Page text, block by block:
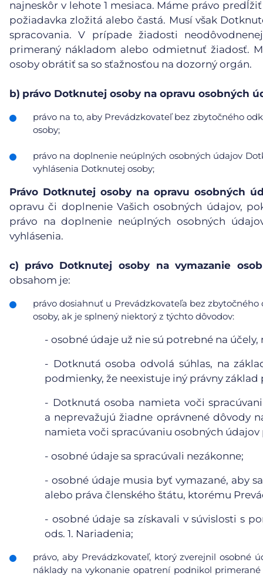
najneskôr v lehote 1 mesiaca. Máme právo
požiadavka zložitá alebo častá. Musí však
spracovania. V prípade žiadosti
primeraný nákladom alebo odmietnuť žiadosť.
osoby obrátiť sa so sťažnosťou na dozorný orgán.
b) právo Dotknutej osoby na opravu osobných
právo na to, aby Prevádzkovateľ bez zbytočného
osoby;
právo na doplnenie neúplných osobných údajov
vyhlásenia Dotknutej osoby;
Právo Dotknutej osoby na opravu osobných
opravu či doplnenie Vašich osobných údajov,
právo na doplnenie neúplných osobných
vyhlásenia.
c) právo Dotknutej osoby na vymazanie
obsahom je:
právo dosiahnuť u Prevádzkovateľa bez
osoby, ak je splnený niektorý z týchto dôvodov:
- osobné údaje už nie sú potrebné na
- Dotknutá osoba odvolá súhlas, na
podmienky, že neexistuje iný právny
- Dotknutá osoba namieta voči
a neprevažujú žiadne oprávnené dôvody
namieta voči spracúvaniu osobných údajov
- osobné údaje sa spracúvali nezákonne;
- osobné údaje musia byť vymazané, aby
alebo práva členského štátu, ktorému
- osobné údaje sa získavali v súvislosti s
ods. 1. Nariadenia;
právo, aby Prevádzkovateľ, ktorý zverejnil osobné
náklady na vykonanie opatrení podnikol